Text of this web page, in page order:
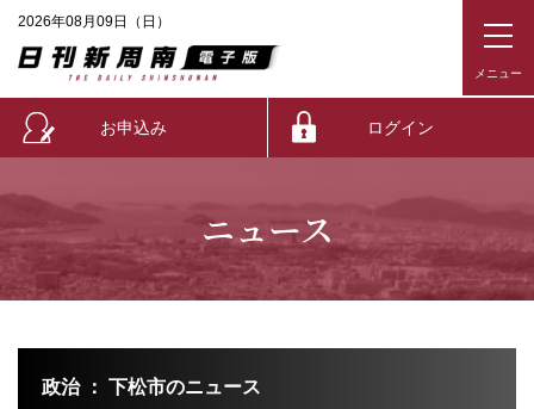
2026年08月09日（日）
お申込み ログイン
ニュース
政治 ： 下松市のニュース